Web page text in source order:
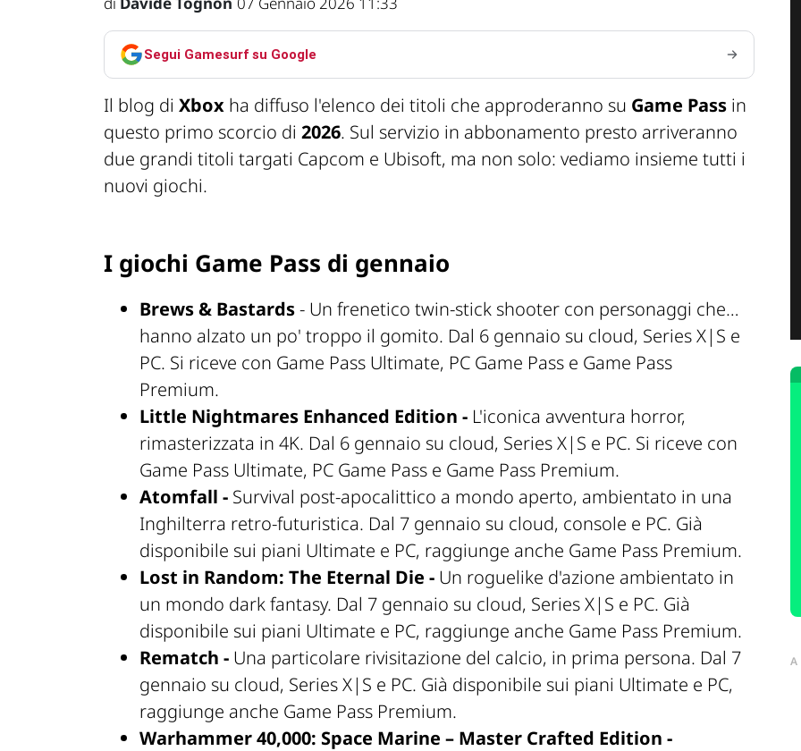
Segui Gamesurf su Google
Il blog di Xbox ha diffuso l'elenco dei titoli che approderanno su Game Pass in
questo primo scorcio di 2026. Sul servizio in abbonamento presto arriveranno
due grandi titoli targati Capcom e Ubisoft, ma non solo: vediamo insieme tutti i
nuovi giochi.
I giochi Game Pass di gennaio
Brews & Bastards- Un frenetico twin-stick shooter con personaggi che…
hanno alzato un po' troppo il gomito. Dal 6 gennaio su cloud, Series X|S e
PC. Si riceve con Game Pass Ultimate, PC Game Pass e Game Pass
Premium.
Little Nightmares Enhanced Edition - L'iconica avventura horror,
rimasterizzata in 4K. Dal 6 gennaio su cloud, Series X|S e PC. Si riceve con
Game Pass Ultimate, PC Game Pass e Game Pass Premium.
Atomfall - Survival post-apocalittico a mondo aperto, ambientato in una
Inghilterra retro-futuristica. Dal 7 gennaio su cloud, console e PC. Già
disponibile sui piani Ultimate e PC, raggiunge anche Game Pass Premium.
Lost in Random: The Eternal Die - Un roguelike d'azione ambientato in
un mondo dark fantasy. Dal 7 gennaio su cloud, Series X|S e PC. Già
disponibile sui piani Ultimate e PC, raggiunge anche Game Pass Premium.
Rematch - Una particolare rivisitazione del calcio, in prima persona. Dal 7
gennaio su cloud, Series X|S e PC. Già disponibile sui piani Ultimate e PC,
raggiunge anche Game Pass Premium.
Warhammer 40,000: Space Marine – Master Crafted Edition -